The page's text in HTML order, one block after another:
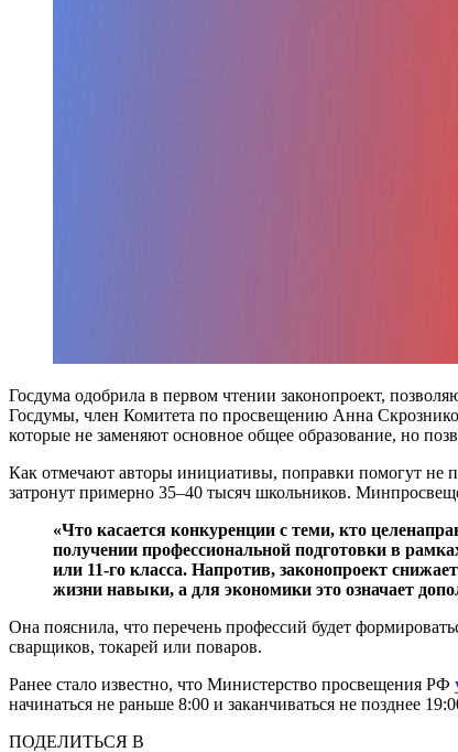
Госдума одобрила в первом чтении законопроект,
Госдумы, член Комитета по просвещению Анна
которые не заменяют основное общее образование, но
Как отмечают авторы инициативы, поправки помогут не
затронут примерно 35–40 тысяч школьников.
«Что касается конкуренции с теми, кто
получении профессиональной подготовки в
или 11-го класса. Напротив, законопроект
жизни навыки, а для экономики это означает
Она пояснила, что перечень профессий будет
сварщиков, токарей или поваров.
Ранее стало известно, что Министерство просвещения РФ
начинаться не раньше 8:00 и заканчиваться не позднее
ПОДЕЛИТЬСЯ В